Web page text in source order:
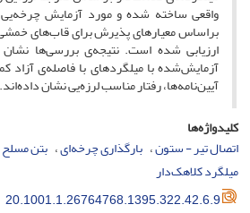
واقعی ساخته شده و مورد آزمایش چرخه‌یی
براساس معیارهای پذیرش برای قاب‌های
ارزیابی شده است. نتیجه‌ی بررسی‌ها
آزمایش‌شده با میلگردهای با فاصله‌ی آزاد
آیین‌نامه‌ها، رفتار مناسب لرزه‌یی نشان داده‌اند.
کلیدواژه‌ها
اتصال تیر - ستون بارگذاری چرخه‌ای بتن مسلح
میلگرد کلاهک‌دار
20.1001.1.26764768.1395.322.42.6.9